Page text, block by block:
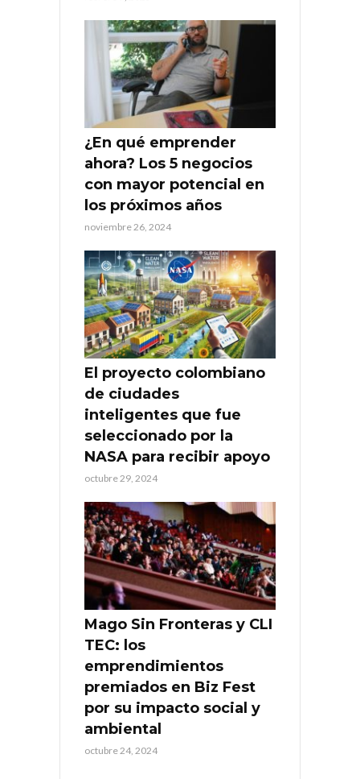
¿En qué emprender
ahora? Los 5 negocios
con mayor potencial en
los próximos años
noviembre 26, 2024
El proyecto colombiano
de ciudades
inteligentes que fue
seleccionado por la
NASA para recibir apoyo
octubre 29, 2024
Mago Sin Fronteras y CLI
TEC: los
emprendimientos
premiados en Biz Fest
por su impacto social y
ambiental
octubre 24, 2024